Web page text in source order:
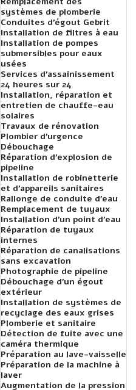
systèmes de plomberie
Conduites d'égout Gebrit
Installation de filtres à eau
Installation de pompes
submersibles pour eaux
usées
Services d'assainissement
24 heures sur 24
Installation, réparation et
entretien de chauffe-eau
solaires
Travaux de rénovation
Plombier d'urgence
Débouchage
Réparation d'explosion de
pipeline
Installation de robinetterie
et d'appareils sanitaires
Rallonge de conduite d'eau
Remplacement de tuyaux
Installation d'un point d'eau
Réparation de tuyaux
internes
Réparation de canalisations
sans excavation
Photographie de pipeline
Débouchage d'un égout
extérieur
Installation de systèmes de
recyclage des eaux grises
Plomberie et sanitaire
Détection de fuite avec une
caméra thermique
Préparation au lave-vaisselle
Préparation de la machine à
laver
Augmentation de la pression